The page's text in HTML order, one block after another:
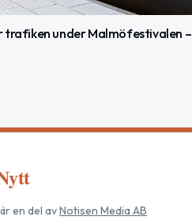
under Malmöfestivalen –
är en del avNotisen Media AB